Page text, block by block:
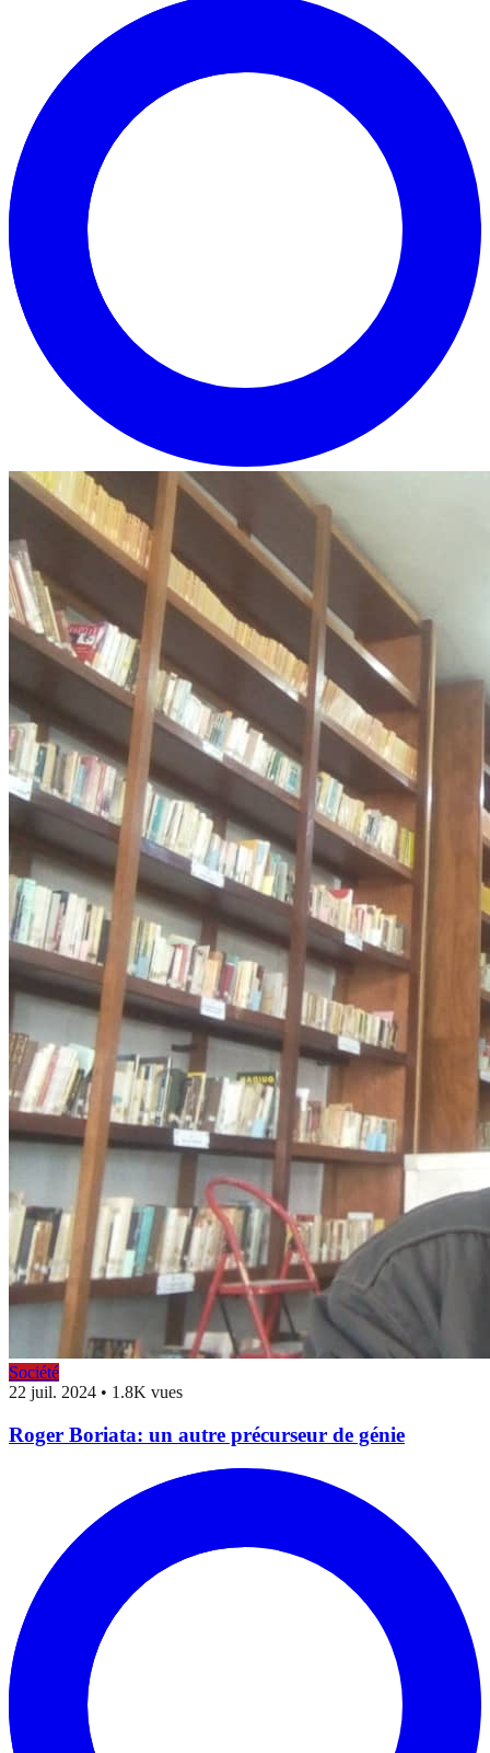
Société
22 juil. 2024 • 1.8K vues
Roger Boriata: un autre précurseur de génie